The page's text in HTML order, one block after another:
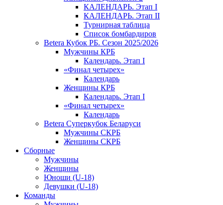
КАЛЕНДАРЬ. Этап I
КАЛЕНДАРЬ. Этап II
Турнирная таблица
Список бомбардиров
Betera Кубок РБ. Сезон 2025/2026
Мужчины КРБ
Календарь. Этап I
«Финал четырех»
Календарь
Женщины КРБ
Календарь. Этап I
«Финал четырех»
Календарь
Betera Суперкубок Беларуси
Мужчины СКРБ
Женщины СКРБ
Сборные
Мужчины
Женщины
Юноши (U-18)
Девушки (U-18)
Команды